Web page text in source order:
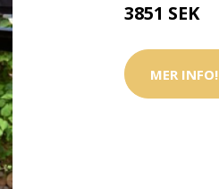
3851 SEK
MER INFO!